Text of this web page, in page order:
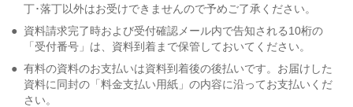
丁･落丁以外はお受けできませんので予めご了承ください。
● 資料請求完了時および受付確認メール内で告知される10桁の
「受付番号」は、資料到着まで保管しておいてください。
● 有料の資料のお支払いは資料到着後の後払いです。お届けした
資料に同封の「料金支払い用紙」の内容に沿ってお支払いくだ
さい。